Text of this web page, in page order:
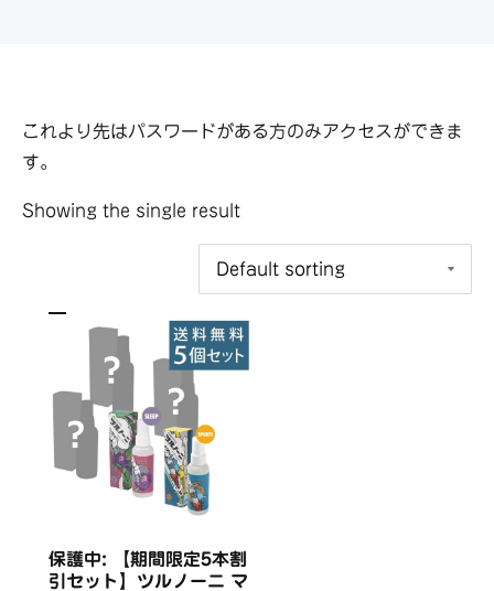
これより先はパスワードがある方のみアクセスができま
す。
Showing the single result
保護中: 【期間限定5本割
引セット】ツルノーニ マ